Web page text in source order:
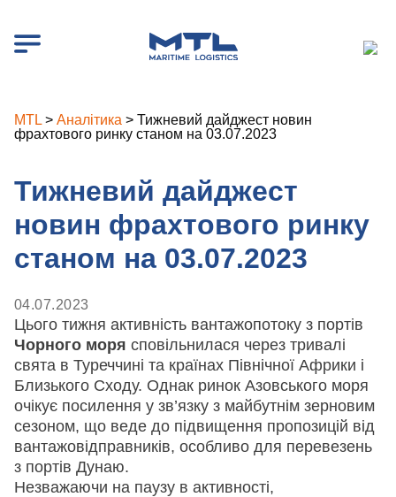
MTL > Аналітика > Тижневий дайджест новин
фрахтового ринку станом на 03.07.2023
Тижневий дайджест
новин фрахтового ринку
станом на 03.07.2023
04.07.2023
Цього тижня активність вантажопотоку з портів
Чорного моря сповільнилася через тривалі
свята в Туреччині та країнах Північної Африки і
Близького Сходу. Однак ринок Азовського моря
очікує посилення у зв’язку з майбутнім зерновим
сезоном, що веде до підвищення пропозицій від
вантажовідправників, особливо для перевезень
з портів Дунаю.
Незважаючи на паузу в активності,